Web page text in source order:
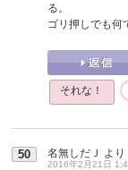
る。
ゴリ押しでも何
それな！
50 名無しだＪ より
2016年2月21日